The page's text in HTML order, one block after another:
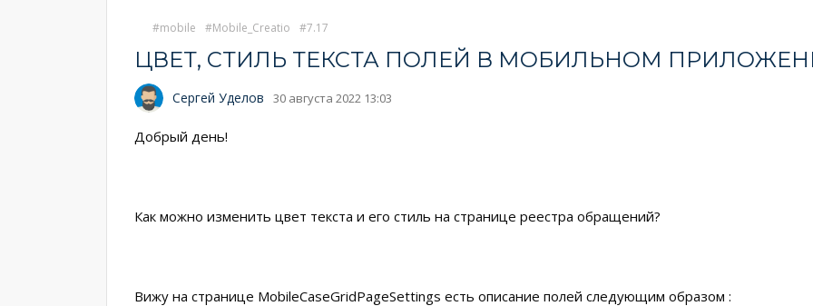
mobile Mobile_Creatio 7.17
ЦВЕТ, СТИЛЬ ТЕКСТА ПОЛЕЙ В МОБИЛЬНОМ
Сергей Уделов 30 августа 2022 13:03
Добрый день!
Как можно изменить цвет текста и его стиль на странице реестра обращений?
Вижу на странице MobileCaseGridPageSettings есть описание полей следующим образом :